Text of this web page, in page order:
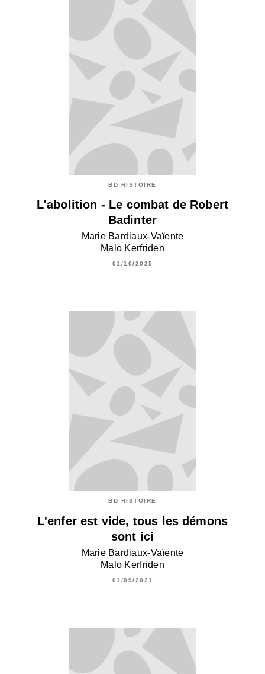
BD HISTOIRE
L'abolition - Le combat de Robert
Badinter
Marie Bardiaux-Vaïente
Malo Kerfriden
01/10/2025
BD HISTOIRE
L'enfer est vide, tous les démons
sont ici
Marie Bardiaux-Vaïente
Malo Kerfriden
01/09/2021